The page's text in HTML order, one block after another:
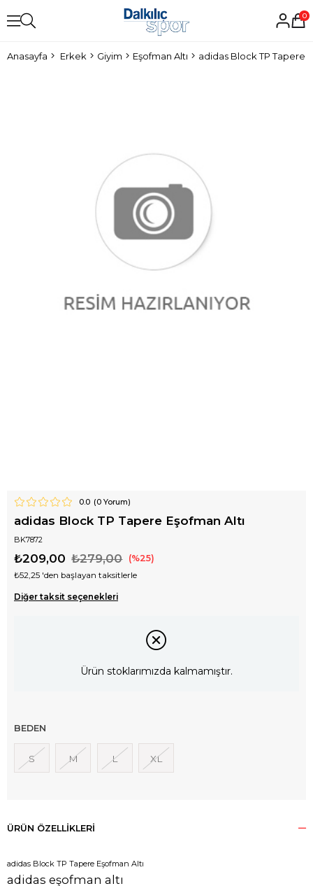
0
Anasayfa Erkek Giyim Eşofman Altı adidas Block TP Tapere
0.0 (0Yorum)
adidas Block TP Tapere Eşofman Altı
BK7872
₺279,00
₺209,00 25
₺52,25 'den başlayan taksitlerle
Diğer taksit seçenekleri
Ürün stoklarımızda kalmamıştır.
BEDEN
S M L XL
ÜRÜN ÖZELLIKLERI
adidas Block TP Tapere Eşofman Altı
adidas eşofman altı